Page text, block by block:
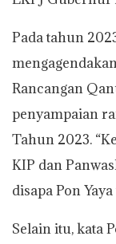
Pada tahun
Rancangan
penyampaian
Tahun 2023.
KIP dan
disapa Pon
Selain itu, kata